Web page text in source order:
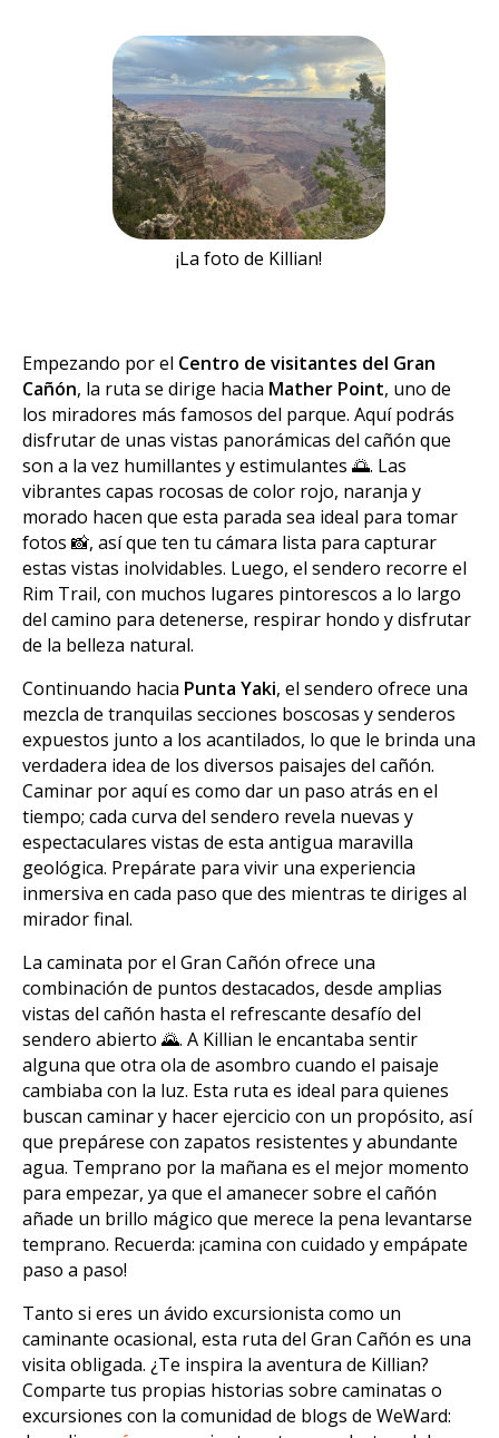
¡La foto de Killian!
Empezando por el Centro de visitantes del Gran
Cañón, la ruta se dirige hacia Mather Point, uno de
los miradores más famosos del parque. Aquí podrás
disfrutar de unas vistas panorámicas del cañón que
son a la vez humillantes y estimulantes 🌅. Las
vibrantes capas rocosas de color rojo, naranja y
morado hacen que esta parada sea ideal para tomar
fotos 📸, así que ten tu cámara lista para capturar
estas vistas inolvidables. Luego, el sendero recorre el
Rim Trail, con muchos lugares pintorescos a lo largo
del camino para detenerse, respirar hondo y disfrutar
de la belleza natural.
Continuando hacia Punta Yaki, el sendero ofrece una
mezcla de tranquilas secciones boscosas y senderos
expuestos junto a los acantilados, lo que le brinda una
verdadera idea de los diversos paisajes del cañón.
Caminar por aquí es como dar un paso atrás en el
tiempo; cada curva del sendero revela nuevas y
espectaculares vistas de esta antigua maravilla
geológica. Prepárate para vivir una experiencia
inmersiva en cada paso que des mientras te diriges al
mirador final.
La caminata por el Gran Cañón ofrece una
combinación de puntos destacados, desde amplias
vistas del cañón hasta el refrescante desafío del
sendero abierto 🌄. A Killian le encantaba sentir
alguna que otra ola de asombro cuando el paisaje
cambiaba con la luz. Esta ruta es ideal para quienes
buscan caminar y hacer ejercicio con un propósito, así
que prepárese con zapatos resistentes y abundante
agua. Temprano por la mañana es el mejor momento
para empezar, ya que el amanecer sobre el cañón
añade un brillo mágico que merece la pena levantarse
temprano. Recuerda: ¡camina con cuidado y empápate
paso a paso!
Tanto si eres un ávido excursionista como un
caminante ocasional, esta ruta del Gran Cañón es una
visita obligada. ¿Te inspira la aventura de Killian?
Comparte tus propias historias sobre caminatas o
excursiones con la comunidad de blogs de WeWard: